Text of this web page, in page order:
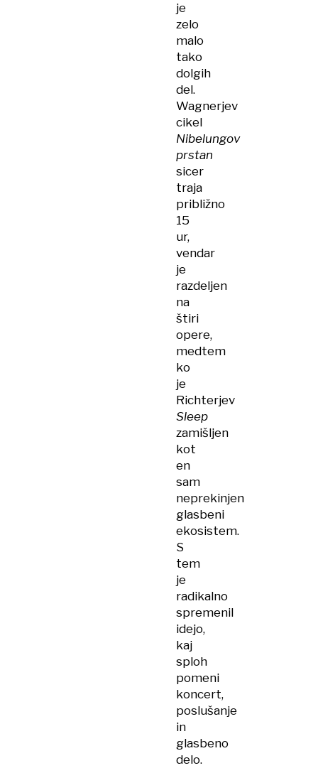
je
zelo
malo
tako
dolgih
del.
Wagnerjev
cikel
Nibelungov
prstan
sicer
traja
približno
15
ur,
vendar
je
razdeljen
na
štiri
opere,
medtem
ko
je
Richterjev
Sleep
zamišljen
kot
en
sam
neprekinjen
glasbeni
ekosistem.
S
tem
je
radikalno
spremenil
idejo,
kaj
sploh
pomeni
koncert,
poslušanje
in
glasbeno
delo.